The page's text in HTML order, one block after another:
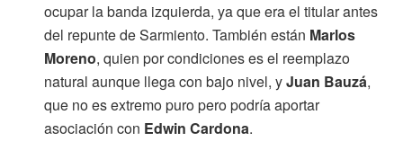
ocupar la banda izquierda, ya que era el titular antes
del repunte de Sarmiento. También están Marlos
Moreno, quien por condiciones es el reemplazo
natural aunque llega con bajo nivel, yJuan Bauzá,
que no es extremo puro pero podría aportar
asociación con Edwin Cardona.